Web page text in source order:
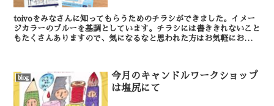
toivoをみなさんに知ってもらうためのチラシができました。イメー
ジカラーのブルーを基調としています。チラシには書ききれないこと
もたくさんありますので、気になるなと思われた方はお気軽にお問い
blog
今月のキャンドルワークショップ
は塩尻にて